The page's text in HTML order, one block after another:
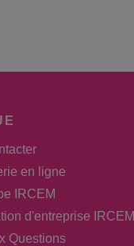
en ligne
IRCEM
d'entreprise IRCEM
Questions